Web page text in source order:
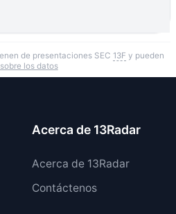
de presentaciones SEC 13F y pueden
los datos
Acerca de 13Radar
Acerca de 13Radar
Contáctenos